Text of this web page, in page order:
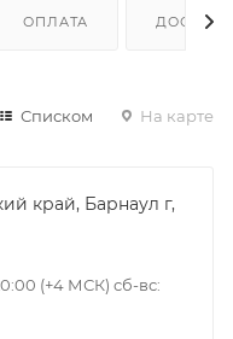
ОПЛАТА
Списком На карте
край, Барнаул г,
(+4 МСК) сб-вс: